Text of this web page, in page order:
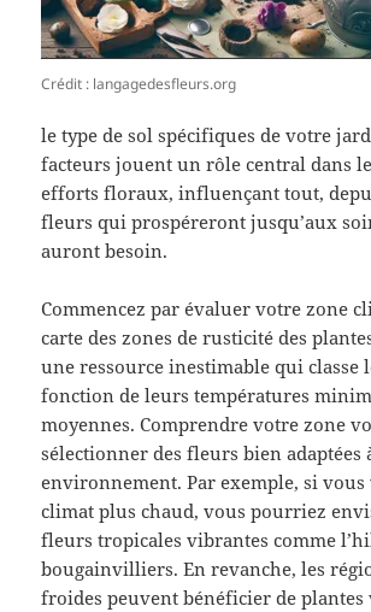
Crédit : langagedesfleurs.org
le type de sol spécifiques de votre
facteurs jouent un rôle central dans le
efforts floraux, influençant tout,
fleurs qui prospéreront jusqu’aux
auront besoin.
Commencez par évaluer votre zone
carte des zones de rusticité des
une ressource inestimable qui classe
fonction de leurs températures
moyennes. Comprendre votre zone
sélectionner des fleurs bien adaptées
environnement. Par exemple, si
climat plus chaud, vous pourriez
fleurs tropicales vibrantes comme
bougainvilliers. En revanche, les
froides peuvent bénéficier de plantes